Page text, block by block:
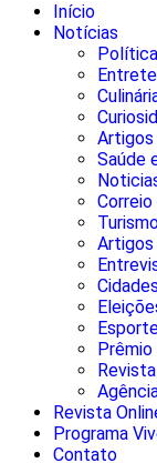
Início
Notícias
Política
Artigos
Saúde
Artigos
Cidades
Revista
Programa
Contato